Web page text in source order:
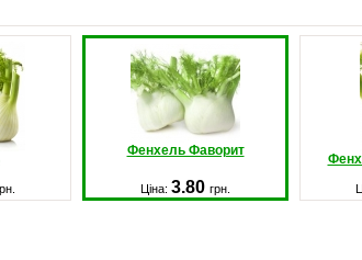
Фенхель Фаворит
Ціна: 3.80 грн.